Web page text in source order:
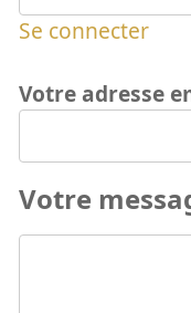
Se connecter
Votre adresse
Votre